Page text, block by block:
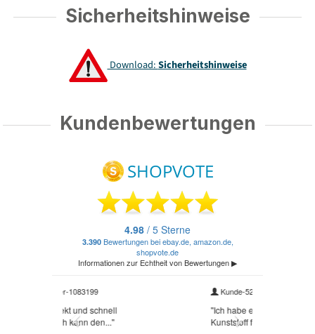
Sicherheitshinweise
Download:Sicherheitshinweise
Kundenbewertungen